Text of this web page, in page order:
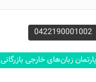
0422190001002
زبان‌های خارجی بازرگانی